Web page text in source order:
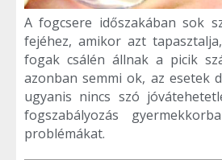
A fogcsere időszakában sok
fejéhez, amikor azt
fogak csálén állnak a picik
azonban semmi ok, az esetek
ugyanis nincs szó
fogszabályozás
problémákat.